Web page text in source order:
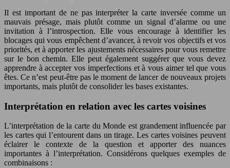
Il est important de ne pas interpréter la carte inversée comme un
mauvais présage, mais plutôt comme un signal d’alarme ou une
invitation à l’introspection. Elle vous encourage à identifier les
blocages qui vous empêchent d’avancer, à revoir vos objectifs et vos
priorités, et à apporter les ajustements nécessaires pour vous remettre
sur le bon chemin. Elle peut également suggérer que vous devez
apprendre à accepter vos imperfections et à vous aimer tel que vous
êtes. Ce n’est peut-être pas le moment de lancer de nouveaux projets
importants, mais plutôt de consolider les bases existantes.
Interprétation en relation avec les cartes voisines
L’interprétation de la carte du Monde est grandement influencée par
les cartes qui l’entourent dans un tirage. Les cartes voisines peuvent
éclairer le contexte de la question et apporter des nuances
importantes à l’interprétation. Considérons quelques exemples de
combinaisons :